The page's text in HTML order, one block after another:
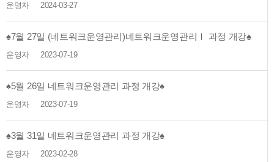
운영자 2024-03-27
♠7월 27일 (네트워크운영관리)네트워크운영관리Ⅰ 과정 개강♠
운영자 2023-07-19
♠5월 26일 네트워크운영관리 과정 개강♠
운영자 2023-07-19
♠3월 31일 네트워크운영관리 과정 개강♠
운영자 2023-02-28